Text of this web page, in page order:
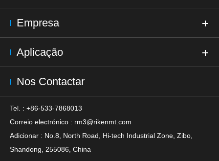
Empresa
Aplicação
Nos Contactar
Tel. : +86-533-7868013
Correio electrónico : rm3@rikenmt.com
Adicionar : No.8, North Road, Hi-tech Industrial Zone, Zibo,
Shandong, 255086, China